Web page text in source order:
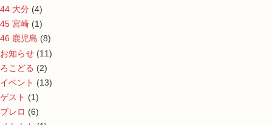
44 大分 (4)
45 宮崎 (1)
46 鹿児島 (8)
お知らせ (11)
ろこどる (2)
イベント (13)
ゲスト (1)
ブレロ (6)